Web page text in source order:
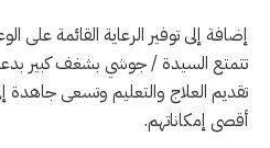
إضافة إلى توفير الرعاية القائمة
تتمتع السيدة / جوشي بشغف كبير
تقديم العلاج والتعليم وتسعى
أقصى إمكاناتهم.